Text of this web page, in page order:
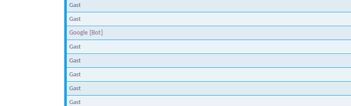
Gast
Gast
Google [Bot]
Gast
Gast
Gast
Gast
Gast